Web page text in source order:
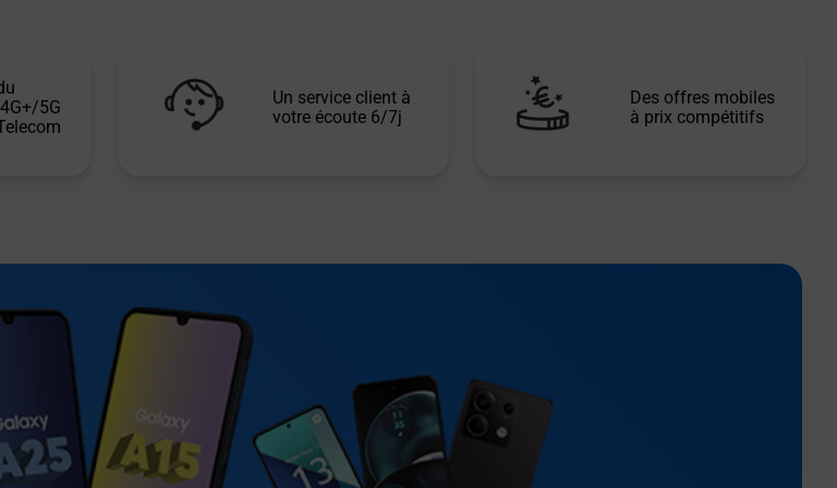
5G
Un service client à
votre écoute 6/7j
Des offres mobiles
à prix compétitifs